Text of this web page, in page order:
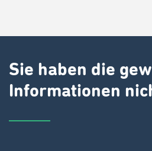
Sie haben die
Informationen